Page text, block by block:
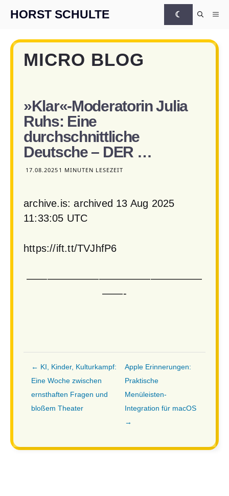
HORST SCHULTE ☾
MICRO BLOG
»Klar«-Moderatorin Julia
Ruhs: Eine
durchschnittliche
Deutsche – DER …
17.08.2025 1 MINUTEN LESEZEIT
archive.is: archived 13 Aug 2025
11:33:05 UTC
https://ift.tt/TVJhfP6
—————————————————
——-
← KI, Kinder, Kulturkampf:
Eine Woche zwischen
ernsthaften Fragen und
bloßem Theater
Apple Erinnerungen:
Praktische
Menüleisten-
Integration für macOS
→